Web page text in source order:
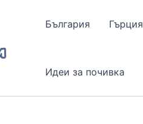
България Гърция
Идеи за почивка